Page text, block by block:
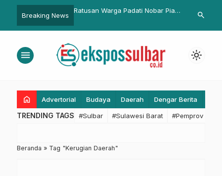
Breaking News
Kominfo
KIM dan Digital
Ratusan Warga Padati Nobar Piala
Gubernur SDK: Kualitas Pemain
Mencontoh
Polresta
Serentak di
search
menu light_mode
home Advertorial Budaya Daerah Dengar Berita
TRENDING TAGS #Sulbar #Sulawesi Barat #Pemprov
Beranda » Tag "Kerugian Daerah"